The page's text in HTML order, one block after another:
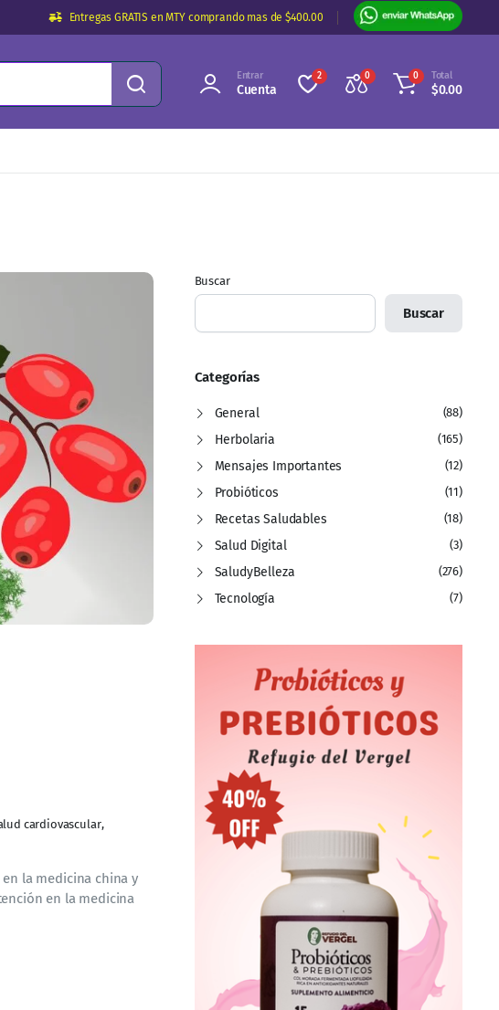
Entregas GRATIS en MTY comprando mas de $400.00
Entrar
Cuenta
2 0 0 Total
$0.00
cardiovascular,
la medicina china y
en la medicina
Buscar
Buscar
Categorías
General (88)
Herbolaria (165)
Mensajes Importantes (12)
Probióticos (11)
Recetas Saludables (18)
Salud Digital (3)
SaludyBelleza (276)
Tecnología (7)